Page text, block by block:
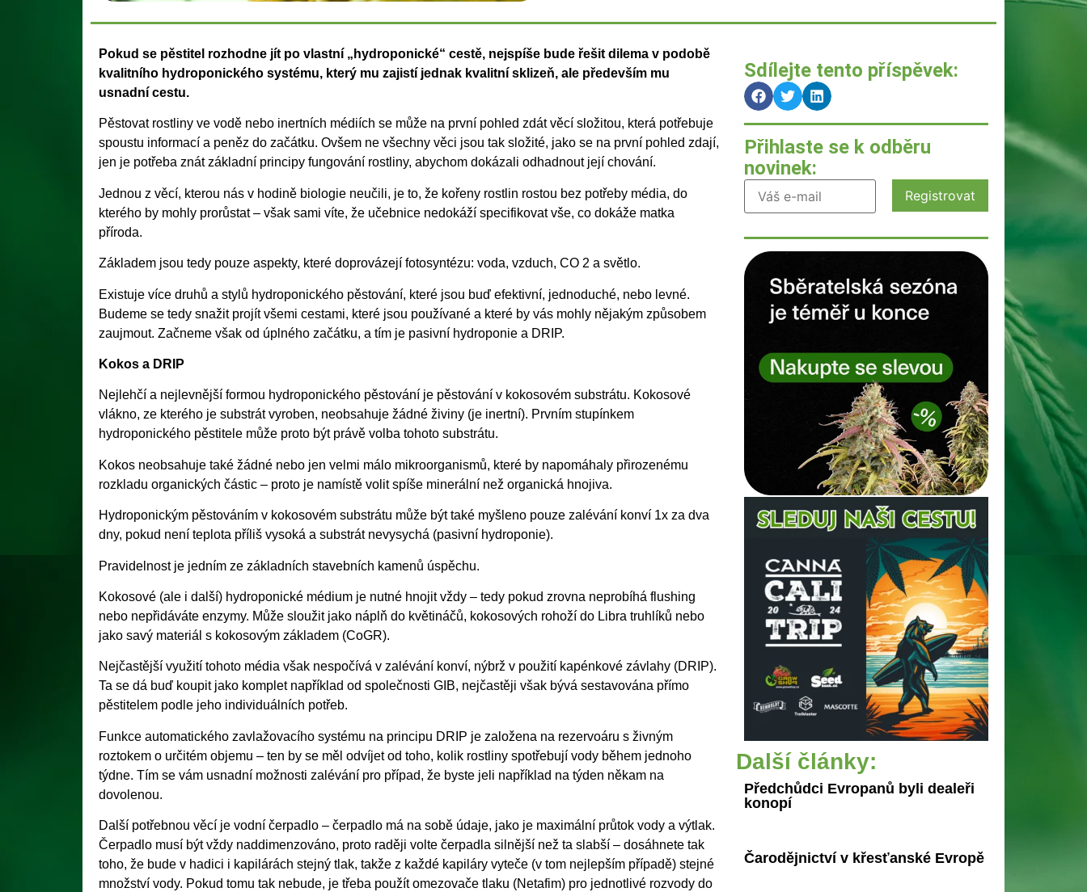
Pokud se pěstitel rozhodne jít po vlastní „hydroponické“ cestě, nejspíše bude řešit dilema v podobě
kvalitního hydroponického systému, který mu zajistí jednak kvalitní sklizeň, ale především mu
usnadní cestu.
Pěstovat rostliny ve vodě nebo inertních médiích se může na první pohled zdát věcí složitou, která potřebuje
spoustu informací a peněz do začátku. Ovšem ne všechny věci jsou tak složité, jako se na první pohled zdají,
jen je potřeba znát základní principy fungování rostliny, abychom dokázali odhadnout její chování.
Jednou z věcí, kterou nás v hodině biologie neučili, je to, že kořeny rostlin rostou bez potřeby média, do
kterého by mohly prorůstat – však sami víte, že učebnice nedokáží specifikovat vše, co dokáže matka
příroda.
Základem jsou tedy pouze aspekty, které doprovázejí fotosyntézu: voda, vzduch, CO 2 a světlo.
Existuje více druhů a stylů hydroponického pěstování, které jsou buď efektivní, jednoduché, nebo levné.
Budeme se tedy snažit projít všemi cestami, které jsou používané a které by vás mohly nějakým způsobem
zaujmout. Začneme však od úplného začátku, a tím je pasivní hydroponie a DRIP.
Kokos a DRIP
Nejlehčí a nejlevnější formou hydroponického pěstování je pěstování v kokosovém substrátu. Kokosové
vlákno, ze kterého je substrát vyroben, neobsahuje žádné živiny (je inertní). Prvním stupínkem
hydroponického pěstitele může proto být právě volba tohoto substrátu.
Kokos neobsahuje také žádné nebo jen velmi málo mikroorganismů, které by napomáhaly přirozenému
rozkladu organických částic – proto je namístě volit spíše minerální než organická hnojiva.
Hydroponickým pěstováním v kokosovém substrátu může být také myšleno pouze zalévání konví 1x za dva
dny, pokud není teplota příliš vysoká a substrát nevysychá (pasivní hydroponie).
Pravidelnost je jedním ze základních stavebních kamenů úspěchu.
Kokosové (ale i další) hydroponické médium je nutné hnojit vždy – tedy pokud zrovna neprobíhá flushing
nebo nepřidáváte enzymy. Může sloužit jako náplň do květináčů, kokosových rohoží do Libra truhlíků nebo
jako savý materiál s kokosovým základem (CoGR).
Nejčastější využití tohoto média však nespočívá v zalévání konví, nýbrž v použití kapénkové závlahy (DRIP).
Ta se dá buď koupit jako komplet například od společnosti GIB, nejčastěji však bývá sestavována přímo
pěstitelem podle jeho individuálních potřeb.
Funkce automatického zavlažovacího systému na principu DRIP je založena na rezervoáru s živným
roztokem o určitém objemu – ten by se měl odvíjet od toho, kolik rostliny spotřebují vody během jednoho
týdne. Tím se vám usnadní možnosti zalévání pro případ, že byste jeli například na týden někam na
dovolenou.
Další potřebnou věcí je vodní čerpadlo – čerpadlo má na sobě údaje, jako je maximální průtok vody a výtlak.
Čerpadlo musí být vždy naddimenzováno, proto raději volte čerpadla silnější než ta slabší – dosáhnete tak
toho, že bude v hadici i kapilárách stejný tlak, takže z každé kapiláry vyteče (v tom nejlepším případě) stejné
množství vody. Pokud tomu tak nebude, je třeba použít omezovače tlaku (Netafim) pro jednotlivé rozvody do
Sdílejte tento příspěvek:
Přihlaste se k odběru
novinek:
Další články:
Předchůdci Evropanů byli dealeři
konopí
Čarodějnictví v křesťanské Evropě